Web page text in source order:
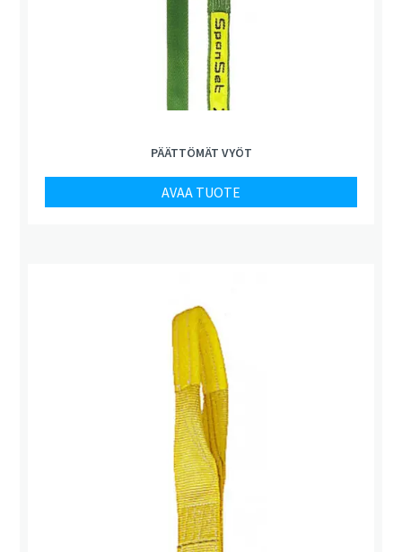
PÄÄTTÖMÄT VYÖT
AVAA TUOTE